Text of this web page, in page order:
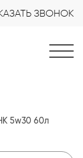
ЗВОНОК
5w30 60л